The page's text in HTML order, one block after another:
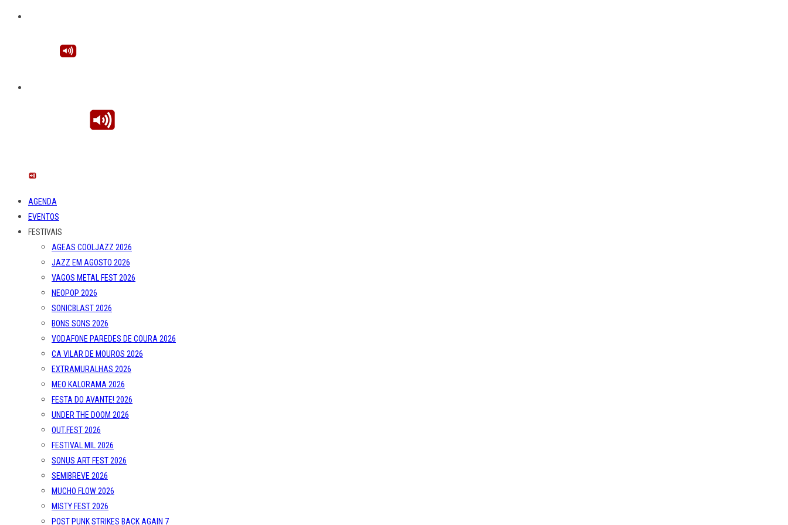
AGENDA
EVENTOS
FESTIVAIS
AGEAS COOLJAZZ 2026
JAZZ EM AGOSTO 2026
VAGOS METAL FEST 2026
NEOPOP 2026
SONICBLAST 2026
BONS SONS 2026
VODAFONE PAREDES DE COURA 2026
CA VILAR DE MOUROS 2026
EXTRAMURALHAS 2026
MEO KALORAMA 2026
FESTA DO AVANTE! 2026
UNDER THE DOOM 2026
OUT.FEST 2026
FESTIVAL MIL 2026
SONUS ART FEST 2026
SEMIBREVE 2026
MUCHO FLOW 2026
MISTY FEST 2026
POST PUNK STRIKES BACK AGAIN 7